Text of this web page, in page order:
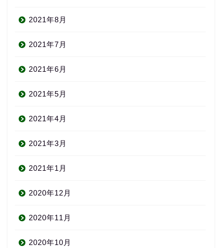
2021年8月
2021年7月
2021年6月
2021年5月
2021年4月
2021年3月
2021年1月
2020年12月
2020年11月
2020年10月